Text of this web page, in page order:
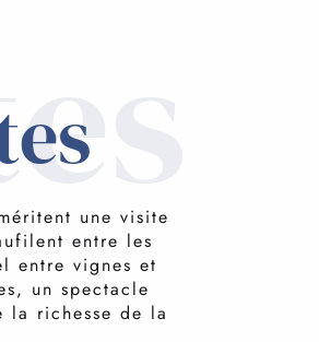
une visite
entre les
entre vignes et
un spectacle
la richesse de la